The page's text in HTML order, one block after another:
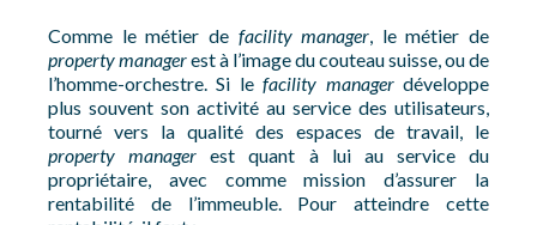
Comme le métier de facility manager, le métier de
property managerest à l’image du couteau suisse, ou de
l’homme-orchestre. Si lefacility managerdéveloppe
plus souvent son activité au service des utilisateurs,
tourné vers la qualité des espaces de travail, le
property managerest quant à lui au service du
propriétaire, avec comme mission d’assurer la
rentabilité de l’immeuble. Pour atteindre cette